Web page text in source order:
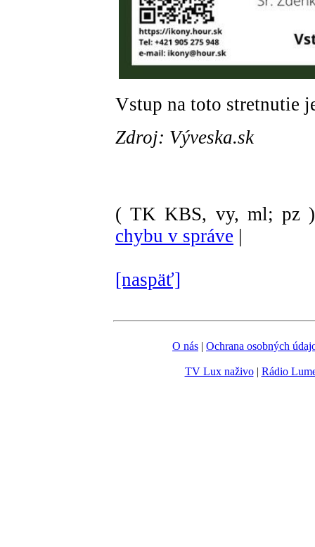
Vstup na toto stretnutie
Zdroj: Výveska.sk
( TK KBS, vy, ml; pz )
chybu v správe |
[naspäť]
O nás | Ochrana osobných
TV Lux naživo| Rádio